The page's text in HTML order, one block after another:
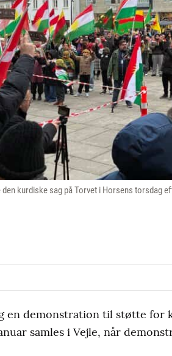
kurdiske sag på Torvet i Horsens torsdag
en demonstration til støtte
samles i Vejle, når